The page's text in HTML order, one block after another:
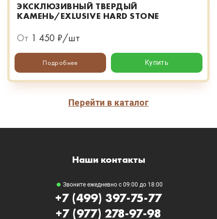
ЭКСКЛЮЗИВНЫЙ ТВЕРДЫЙ
КАМЕНЬ/EXLUSIVE HARD STONE
От 1 450 ₽/шт
Подробнее Купить
Перейти в каталог
Наши контакты
Звоните ежедневно с 09:00 до 18:00
+7 (499) 397-75-77
+7 (977) 278-97-98